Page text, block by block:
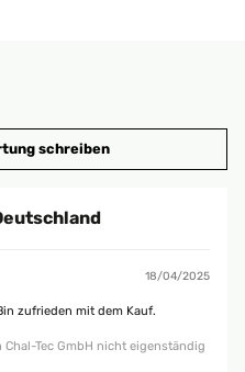
schreiben
18/04/2025
zufrieden mit dem Kauf.
Tec GmbH nicht eigenständig